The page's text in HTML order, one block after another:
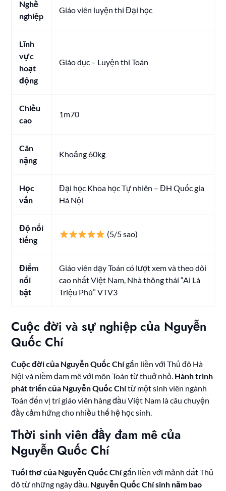
Nghề
nghiệp
Giáo viên luyện thi Đại học
Lĩnh
vực
hoạt
động
Giáo dục – Luyện thi Toán
Chiều
cao
1m70
Cân
nặng
Khoảng 60kg
Học
vấn
Đại học Khoa học Tự nhiên – ĐH Quốc gia
Hà Nội
Độ nổi
tiếng
(5/5 sao)
Điểm
nổi
bật
Giáo viên dạy Toán có lượt xem và theo dõi
cao nhất Việt Nam, Nhà thông thái “Ai Là
Triệu Phú” VTV3
Cuộc đời và sự nghiệp của Nguyễn
Quốc Chí
Cuộc đời của Nguyễn Quốc Chígắn liền với Thủ đô Hà
Nội và niềm đam mê với môn Toán từ thuở nhỏ. Hành trình
phát triển của Nguyễn Quốc Chítừ một sinh viên ngành
Toán đến vị trí giáo viên hàng đầu Việt Nam là câu chuyện
đầy cảm hứng cho nhiều thế hệ học sinh.
Thời sinh viên đầy đam mê của
Nguyễn Quốc Chí
Tuổi thơ của Nguyễn Quốc Chígắn liền với mảnh đất Thủ
đô từ những ngày đầu. Nguyễn Quốc Chí sinh năm bao